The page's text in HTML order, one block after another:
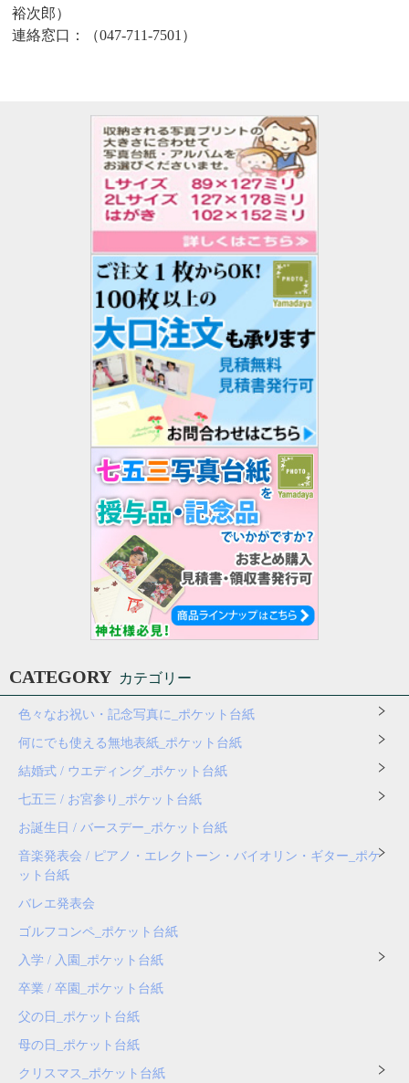
裕次郎）
連絡窓口：（047-711-7501）
CATEGORY カテゴリー
色々なお祝い・記念写真に_ポケット台紙
何にでも使える無地表紙_ポケット台紙
結婚式 / ウエディング_ポケット台紙
七五三 / お宮参り_ポケット台紙
お誕生日 / バースデー_ポケット台紙
音楽発表会 / ピアノ・エレクトーン・バイオリン・ギター_ポケ
ット台紙
バレエ発表会
ゴルフコンペ_ポケット台紙
入学 / 入園_ポケット台紙
卒業 / 卒園_ポケット台紙
父の日_ポケット台紙
母の日_ポケット台紙
クリスマス_ポケット台紙